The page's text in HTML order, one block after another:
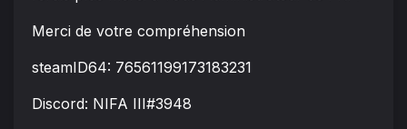
Merci de votre compréhension
steamID64: 76561199173183231
Discord: NIFA III#3948